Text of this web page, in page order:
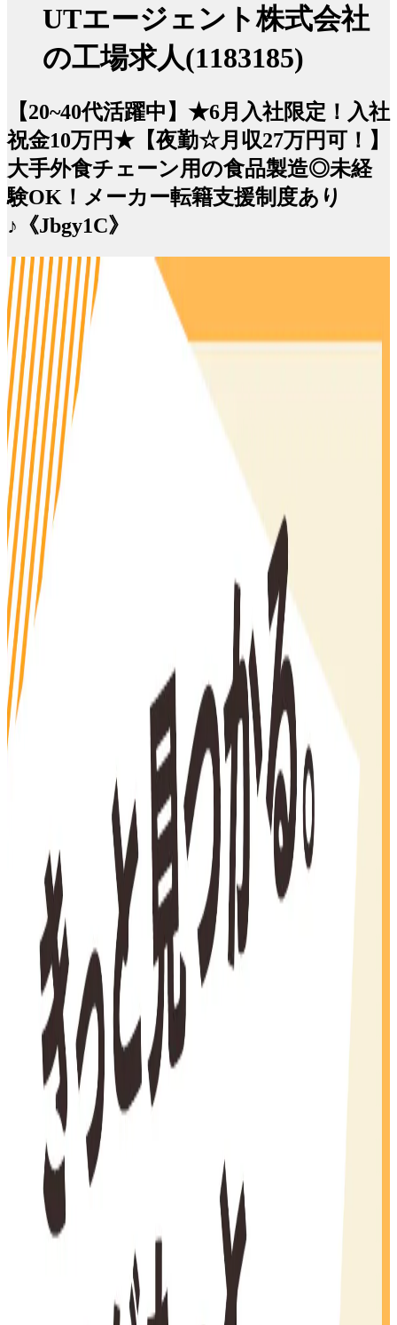
UTエージェント株式会社
の工場求人(1183185)
【20~40代活躍中】★6月入社限定！入社
祝金10万円★【夜勤☆月収27万円可！】
大手外食チェーン用の食品製造◎未経
験OK！メーカー転籍支援制度あり
♪《Jbgy1C》